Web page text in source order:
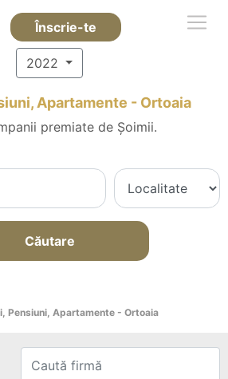
Înscrie-te
2022
Apartamente - Ortoaia
premiate de Șoimii.
Căutare
Pensiuni, Apartamente - Ortoaia